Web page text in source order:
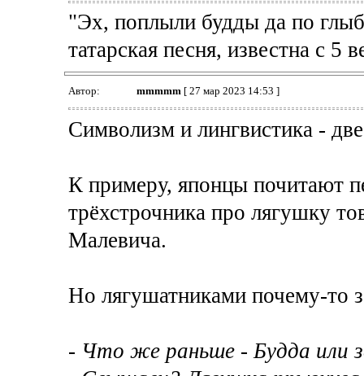
"Эх, поплыли будды да по
татарская песня, известна с 5
Автор: mmmmm[ 27 мар 2023 14:53 ]
Символизм и лингвистика -
К примеру, японцы почитают
трёхстрочника про лягушку
Малевича.
Но лягушатниками почему-то
- Что же раньше - Будда или